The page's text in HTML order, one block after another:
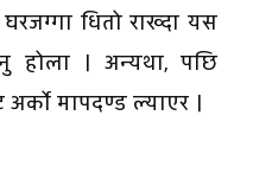
घरजग्गा धितो राख्दा यस
होला । अन्यथा, पछि
मापदण्ड ल्याएर ।